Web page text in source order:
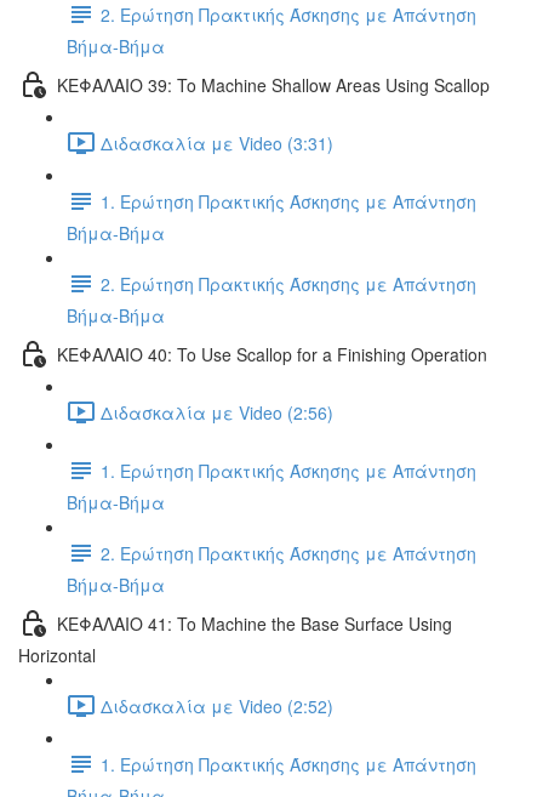
2. Ερώτηση Πρακτικής Άσκησης με Απάντηση
Βήμα-Βήμα
ΚΕΦΑΛΑΙΟ 39: To Machine Shallow Areas Using Scallop
Διδασκαλία με Video (3:31)
1. Ερώτηση Πρακτικής Άσκησης με Απάντηση
Βήμα-Βήμα
2. Ερώτηση Πρακτικής Άσκησης με Απάντηση
Βήμα-Βήμα
ΚΕΦΑΛΑΙΟ 40: To Use Scallop for a Finishing Operation
Διδασκαλία με Video (2:56)
1. Ερώτηση Πρακτικής Άσκησης με Απάντηση
Βήμα-Βήμα
2. Ερώτηση Πρακτικής Άσκησης με Απάντηση
Βήμα-Βήμα
ΚΕΦΑΛΑΙΟ 41: To Machine the Base Surface Using
Horizontal
Διδασκαλία με Video (2:52)
1. Ερώτηση Πρακτικής Άσκησης με Απάντηση